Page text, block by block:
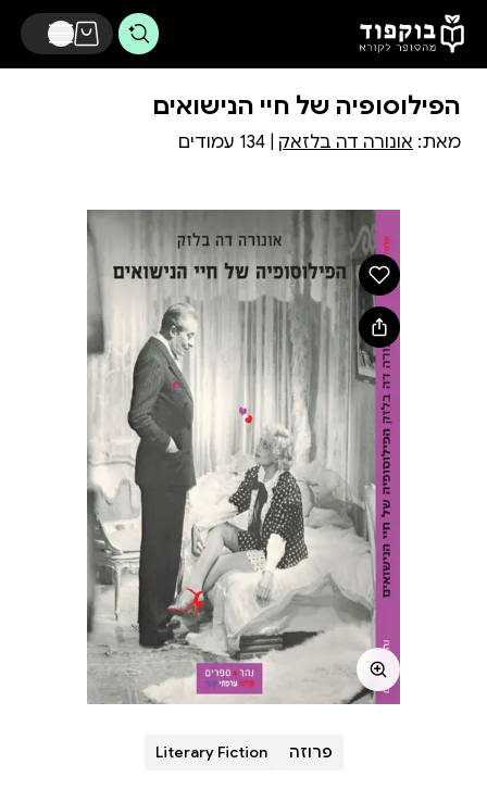
דלג לתוכן הראשי
הפילוסופיה של חיי הנישואים
מאת: אונורה דה בלזאק
פרוזה Literary Fiction